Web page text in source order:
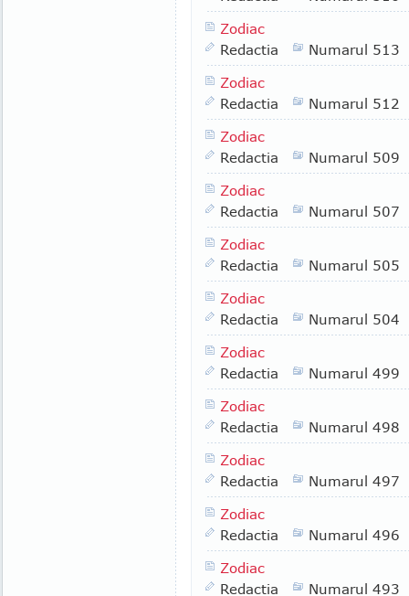
Zodiac
Redactia
Numarul 513
Zodiac
Redactia
Numarul 512
Zodiac
Redactia
Numarul 509
Zodiac
Redactia
Numarul 507
Zodiac
Redactia
Numarul 505
Zodiac
Redactia
Numarul 504
Zodiac
Redactia
Numarul 499
Zodiac
Redactia
Numarul 498
Zodiac
Redactia
Numarul 497
Zodiac
Redactia
Numarul 496
Zodiac
Redactia
Numarul 493